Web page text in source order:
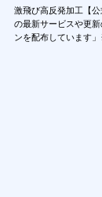
激飛び高反発加工【
の最新サービスや更
ンを配布しています」